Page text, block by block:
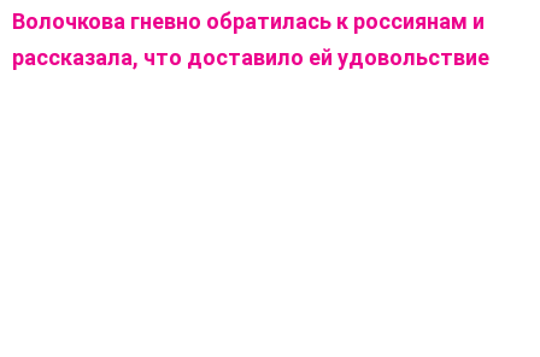
Волочкова гневно обратилась к россиянам и
рассказала, что доставило ей удовольствие